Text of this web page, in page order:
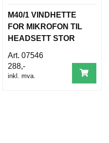
M40/1 VINDHETTE
FOR MIKROFON TIL
HEADSETT STOR
07546
288,-
inkl. mva.